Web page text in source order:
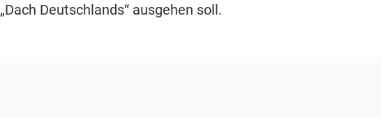
„Dach Deutschlands“ ausgehen soll.